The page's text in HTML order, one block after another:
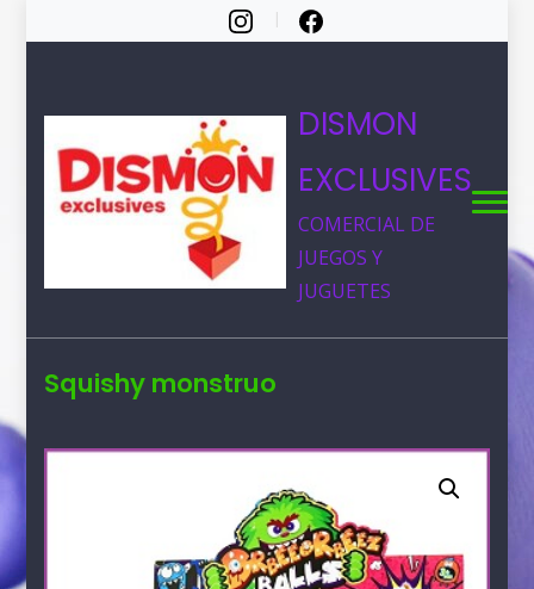
DISMON
EXCLUSIVES
COMERCIAL DE
JUEGOS Y
JUGUETES
Squishy monstruo